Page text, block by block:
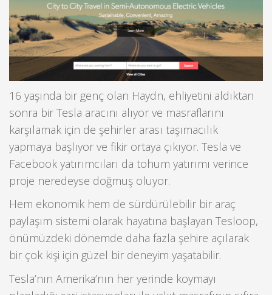
16 yaşında bir genç olan Haydn, ehliyetini aldıktan
sonra bir Tesla aracını alıyor ve masraflarını
karşılamak için de şehirler arası taşımacılık
yapmaya başlıyor ve fikir ortaya çıkıyor. Tesla ve
Facebook yatırımcıları da tohum yatırımı verince
proje neredeyse doğmuş oluyor.
Hem ekonomik hem de sürdürülebilir bir araç
paylaşım sistemi olarak hayatına başlayan Tesloop,
önümüzdeki dönemde daha fazla şehire açılarak
bir çok kişi için güzel bir deneyim yaşatabilir.
Tesla’nın Amerika’nın her yerinde koymayı